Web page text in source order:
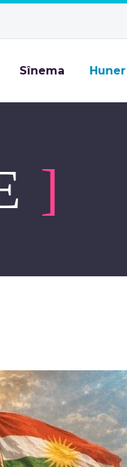
Sînema Huner
]